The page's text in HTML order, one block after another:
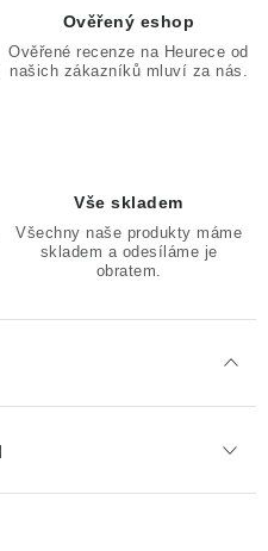
Ověřený eshop
Ověřené recenze na Heurece od
našich zákazníků mluví za nás.
Vše skladem
Všechny naše produkty máme
skladem a odesíláme je
obratem.